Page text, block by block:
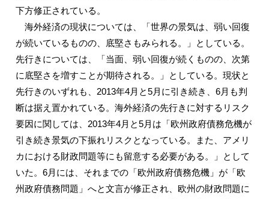
下方修正されている。
海外経済の現状については、「世界の景気は、弱い回復
が続いているものの、底堅さもみられる。」としている。
先行きについては、「当面、弱い回復が続くものの、次第
に底堅さを増すことが期待される。」としている。現状と
先行きのいずれも、2013年4月と5月に引き続き、6月も判
断は据え置かれている。海外経済の先行きに対するリスク
要因に関しては、2013年4月と5月は「欧州政府債務危機が
引き続き景気の下振れリスクとなっている。また、アメリ
カにおける財政問題等にも留意する必要がある。」として
いた。6月には、それまでの「欧州政府債務危機」が「欧
州政府債務問題」へと文言が修正され、欧州の財政問題に